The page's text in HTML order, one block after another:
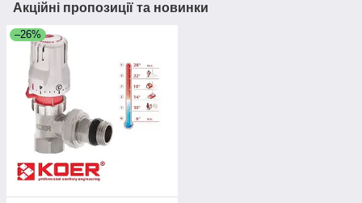
Акційні пропозиції та новинки
–26%